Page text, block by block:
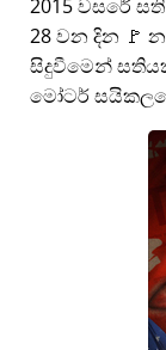
2015 වසරේ
28 වන දින 🚩
සිදුවීමෙන්
මෝටර්